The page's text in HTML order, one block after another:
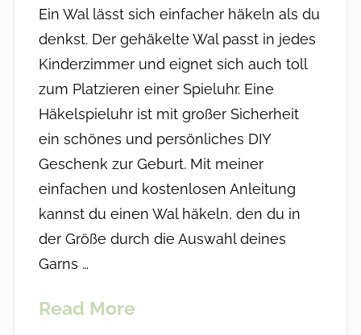
Ein Wal lässt sich einfacher häkeln als du
denkst. Der gehäkelte Wal passt in jedes
Kinderzimmer und eignet sich auch toll
zum Platzieren einer Spieluhr. Eine
Häkelspieluhr ist mit großer Sicherheit
ein schönes und persönliches DIY
Geschenk zur Geburt. Mit meiner
einfachen und kostenlosen Anleitung
kannst du einen Wal häkeln, den du in
der Größe durch die Auswahl deines
Garns …
Read More